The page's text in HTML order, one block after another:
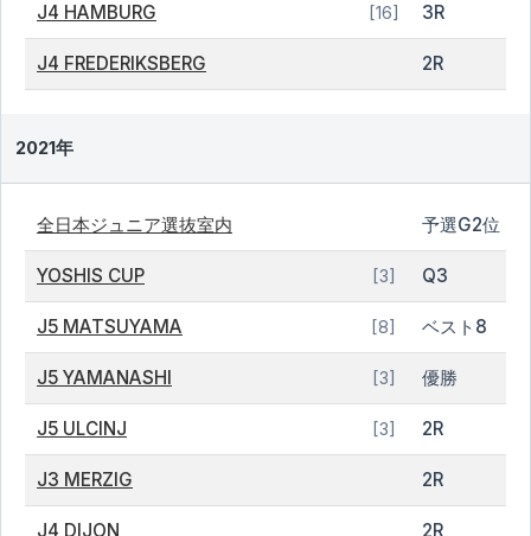
J4 HAMBURG [16] 3R
J4 FREDERIKSBERG 2R
2021年
全日本ジュニア選抜室内 予選G2位
YOSHIS CUP [3] Q3
J5 MATSUYAMA [8] ベスト8
J5 YAMANASHI [3] 優勝
J5 ULCINJ [3] 2R
J3 MERZIG 2R
J4 DIJON 2R